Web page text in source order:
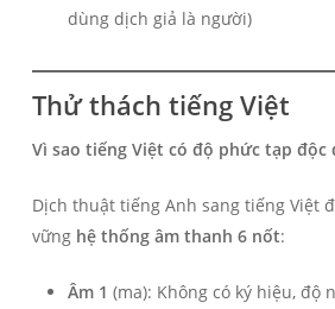
dùng dịch giả là người)
Thử thách tiếng Việt
Vì sao tiếng Việt có độ phức tạp độc
Dịch thuật tiếng Anh sang tiếng Việt
vững hệ thống âm thanh 6 nốt:
Âm 1 (ma): Không có ký hiệu, độ